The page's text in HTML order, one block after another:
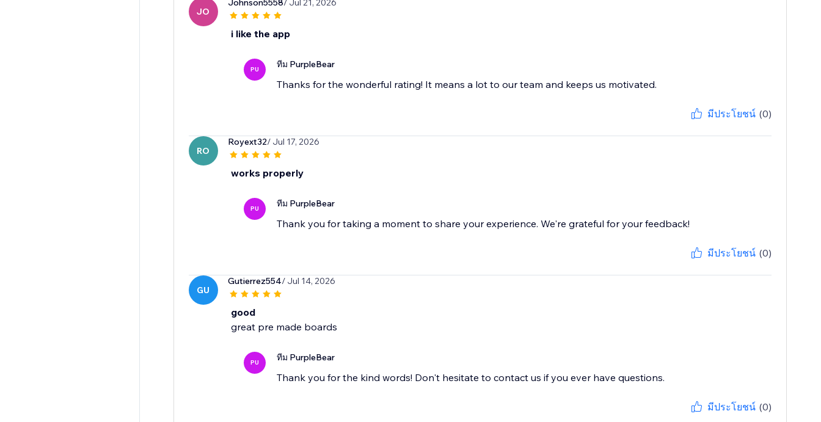
JO
Johnson5558/ Jul 21, 2026
i like the app
PU ทีม PurpleBear
Thanks for the wonderful rating! It means a lot to our team and keeps us motivated.
มีประโยชน์ (0)
RO
Royext32/ Jul 17, 2026
works properly
PU ทีม PurpleBear
Thank you for taking a moment to share your experience. We're grateful for your feedback!
มีประโยชน์ (0)
GU
Gutierrez554/ Jul 14, 2026
good
great pre made boards
PU ทีม PurpleBear
Thank you for the kind words! Don't hesitate to contact us if you ever have questions.
มีประโยชน์ (0)